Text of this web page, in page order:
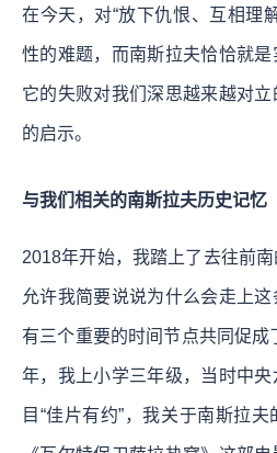
在今天，对“放下仇恨、互相理
性的难题，而南斯拉夫恰恰就是
它的失败对我们深思越来越对
的启示。
与我们相关的南斯拉夫历史记忆
2018年开始，我踏上了去往前
允许我简要说说为什么会走上
有三个重要的时间节点共同促成
年，我上小学三年级，当时中
目“佳片有约”，我关于南斯拉夫